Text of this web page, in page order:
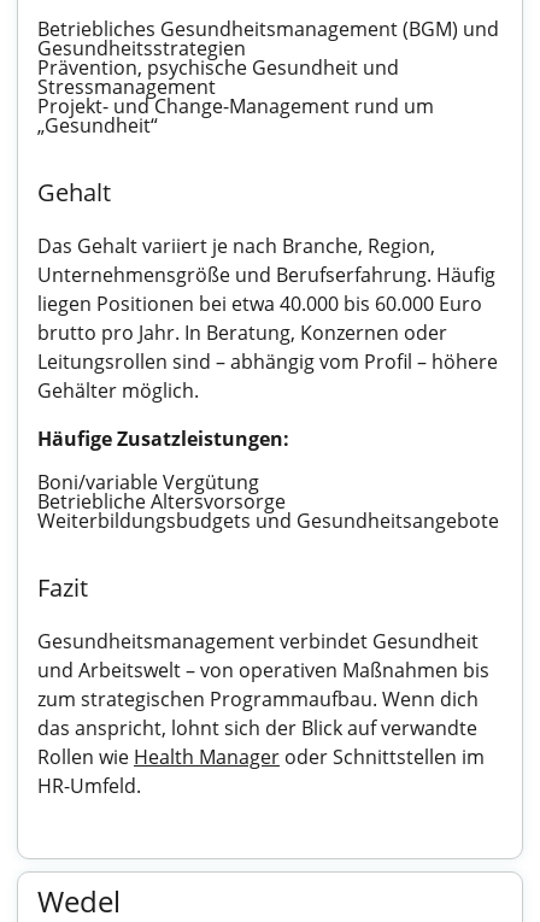
Betriebliches Gesundheitsmanagement (BGM) und
Gesundheitsstrategien
Prävention, psychische Gesundheit und
Stressmanagement
Projekt- und Change-Management rund um
„Gesundheit“
Gehalt
Das Gehalt variiert je nach Branche, Region,
Unternehmensgröße und Berufserfahrung. Häufig
liegen Positionen bei etwa 40.000 bis 60.000 Euro
brutto pro Jahr. In Beratung, Konzernen oder
Leitungsrollen sind – abhängig vom Profil – höhere
Gehälter möglich.
Häufige Zusatzleistungen:
Boni/variable Vergütung
Betriebliche Altersvorsorge
Weiterbildungsbudgets und Gesundheitsangebote
Fazit
Gesundheitsmanagement verbindet Gesundheit
und Arbeitswelt – von operativen Maßnahmen bis
zum strategischen Programmaufbau. Wenn dich
das anspricht, lohnt sich der Blick auf verwandte
Rollen wie Health Manager oder Schnittstellen im
HR-Umfeld.
Wedel